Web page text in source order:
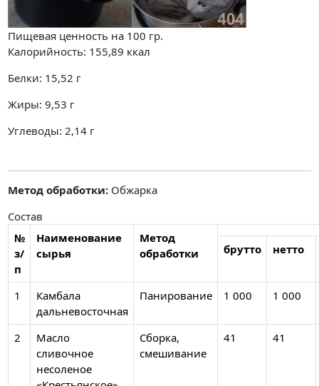
Пищевая ценность на 100 гр.
Калорийность: 155,89 ккал
Белки: 15,52 г
Жиры: 9,53 г
Углеводы: 2,14 г
Метод обработки: Обжарка
Состав
№
з/
п
Наименование
сырья
Метод
обработки
брутто нетто
1
Камбала
дальневосточная
Панирование 1 000 1 000
2
Масло
сливочное
несоленое
Сборка,
смешивание
41 41